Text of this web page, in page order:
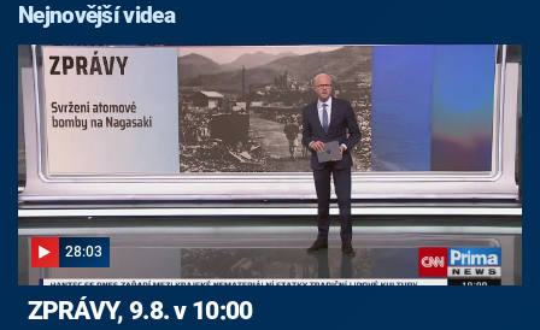
Nejnovější videa
28:03
ZPRÁVY, 9.8. v 10:00